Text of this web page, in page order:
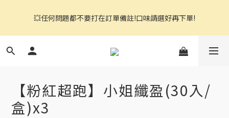
💥任何問題都不要打在訂單備註!口味請選好再下單!
📢保健食品請自行斟酌購買，商品詳情皆有文字說明若不清楚請先
官網都是自助下單,右上角↗️三條線點開可看到商品分頁
【粉紅超跑】小姐纖盈(30入/
盒)x3